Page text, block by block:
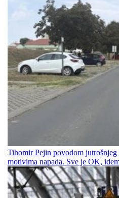
Tihomir Pejin povodom
motivima napada. Sve je OK,